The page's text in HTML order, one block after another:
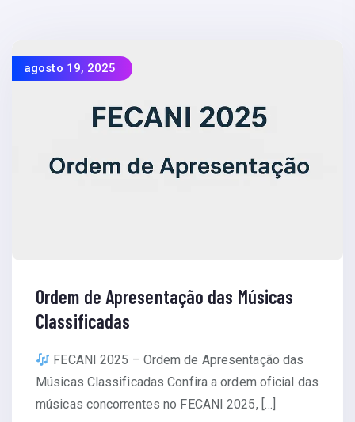
agosto 19, 2025
Ordem de Apresentação das Músicas
Classificadas
FECANI 2025 – Ordem de Apresentação das
Músicas Classificadas Confira a ordem oficial das
músicas concorrentes no FECANI 2025, […]